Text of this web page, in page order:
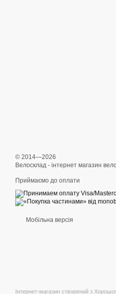
© 2014—2026
Велосклад - інтернет магазин
Приймаємо до оплати
Мобільна версія
Інтернет-магазин створений з